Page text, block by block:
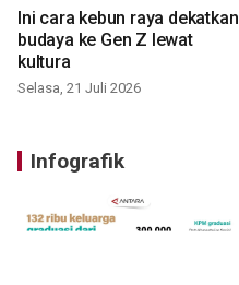
Ini cara kebun raya dekatkan
budaya ke Gen Z lewat
kultura
Selasa, 21 Juli 2026
Infografik